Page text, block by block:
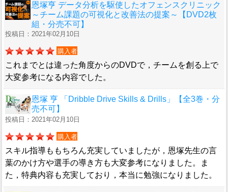
恩塚亨 データ分析を駆使したオフェンスクリニック
～チーム課題の可視化と改善法の提案～【DVD2枚
組・分売不可】
投稿日：2021年02月10日
購入者
これまでとは違った角度からのDVDで，チームを創る上で
大変参考になる内容でした。
恩塚 亨 「Dribble Drive Skills & Drills」【全3巻・分
売不可】
投稿日：2021年02月10日
購入者
スキル指導ももちろん充実していましたが，恩塚先生の言
葉のかけ方や選手の導き方も大変参考になりました。ま
た，特典内容も充実しており，本当に勉強になりました。